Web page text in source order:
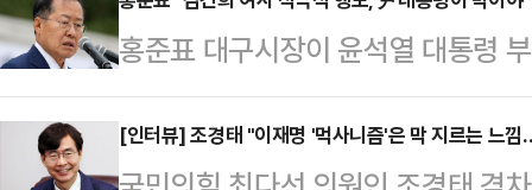
어지지 않고 있다"며 이같이 말했
에 더 귀를 기울이면서, '격차해소'
다"며 "한 해의 풍성한 결실을 나누
홍준표 대구시장이 윤석열 대통령
에 대해 "답답하더라도 지금은 나
했다.홍 시장은 16일 밤 CBS라디
[인터뷰] 조경태 "이재명 '먹사니즘'은 막 지르는 느